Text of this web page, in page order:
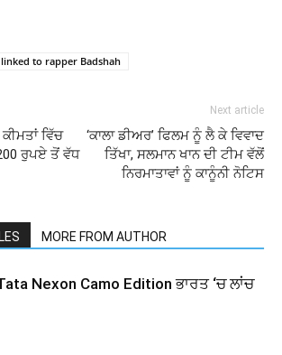
linked to rapper Badshah
ਵਿੱਚ
ਰੁਪਏ ਤੋਂ ਵੱਧ
Next article
‘ਕਾਲਾ ਡੀਅਰ’ ਫਿਲਮ ਨੂੰ ਲੈ ਕੇ ਵਿਵਾਦ
ਤਿੱਖਾ, ਸਲਮਾਨ ਖਾਨ ਦੀ ਟੀਮ ਵੱਲੋਂ
ਨਿਰਮਾਤਾਵਾਂ ਨੂੰ ਕਾਨੂੰਨੀ ਨੋਟਿਸ
MORE FROM AUTHOR
Nexon Camo Edition ਭਾਰਤ ‘ਚ ਲਾਂਚ